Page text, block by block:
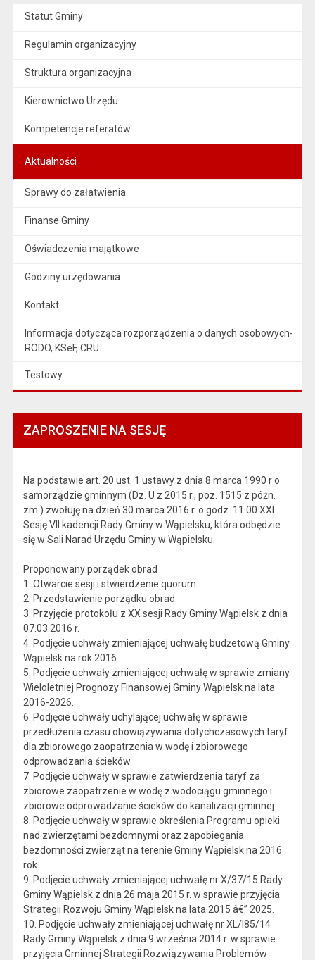
Statut Gminy
Regulamin organizacyjny
Struktura organizacyjna
Kierownictwo Urzędu
Kompetencje referatów
Aktualności
Sprawy do załatwienia
Finanse Gminy
Oświadczenia majątkowe
Godziny urzędowania
Kontakt
Informacja dotycząca rozporządzenia o danych osobowych-
RODO, KSeF, CRU.
Testowy
ZAPROSZENIE NA SESJĘ
Na podstawie art. 20 ust. 1 ustawy z dnia 8 marca 1990 r o
samorządzie gminnym (Dz. U z 2015 r., poz. 1515 z póżn.
zm.) zwołuję na dzień 30 marca 2016 r. o godz. 11.00 XXI
Sesję VII kadencji Rady Gminy w Wąpielsku, która odbędzie
się w Sali Narad Urzędu Gminy w Wąpielsku.
Proponowany porządek obrad
1. Otwarcie sesji i stwierdzenie quorum.
2. Przedstawienie porządku obrad.
3. Przyjęcie protokołu z XX sesji Rady Gminy Wąpielsk z dnia
07.03.2016 r.
4. Podjęcie uchwały zmieniającej uchwałę budżetową Gminy
Wąpielsk na rok 2016.
5. Podjęcie uchwały zmieniającej uchwałę w sprawie zmiany
Wieloletniej Prognozy Finansowej Gminy Wąpielsk na lata
2016-2026.
6. Podjęcie uchwały uchylającej uchwałę w sprawie
przedłużenia czasu obowiązywania dotychczasowych taryf
dla zbiorowego zaopatrzenia w wodę i zbiorowego
odprowadzania ścieków.
7. Podjęcie uchwały w sprawie zatwierdzenia taryf za
zbiorowe zaopatrzenie w wodę z wodociągu gminnego i
zbiorowe odprowadzanie ścieków do kanalizacji gminnej.
8. Podjęcie uchwały w sprawie określenia Programu opieki
nad zwierzętami bezdomnymi oraz zapobiegania
bezdomności zwierząt na terenie Gminy Wąpielsk na 2016
rok.
9. Podjęcie uchwały zmieniającej uchwałę nr X/37/15 Rady
Gminy Wąpielsk z dnia 26 maja 2015 r. w sprawie przyjęcia
Strategii Rozwoju Gminy Wąpielsk na lata 2015 â€” 2025.
10. Podjęcie uchwały zmieniającej uchwałę nr XL/I85/14
Rady Gminy Wąpielsk z dnia 9 września 2014 r. w sprawie
przyjęcia Gminnej Strategii Rozwiązywania Problemów